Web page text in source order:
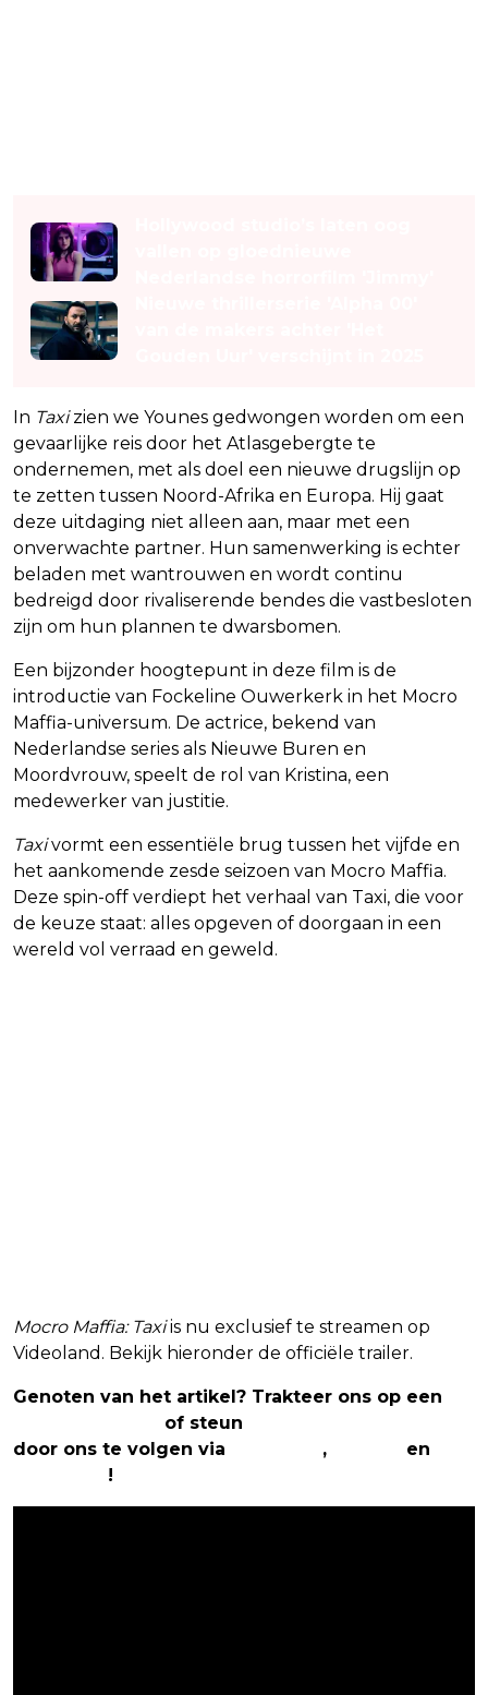
In Taxizien we Younes gedwongen worden om een
gevaarlijke reis door het Atlasgebergte te
ondernemen, met als doel een nieuwe drugslijn op
te zetten tussen Noord-Afrika en Europa. Hij gaat
deze uitdaging niet alleen aan, maar met een
onverwachte partner. Hun samenwerking is echter
beladen met wantrouwen en wordt continu
bedreigd door rivaliserende bendes die vastbesloten
zijn om hun plannen te dwarsbomen.
Een bijzonder hoogtepunt in deze film is de
introductie van Fockeline Ouwerkerk in het Mocro
Maffia-universum. De actrice, bekend van
Nederlandse series als Nieuwe Buren en
Moordvrouw, speelt de rol van Kristina, een
medewerker van justitie.
Taxivormt een essentiële brug tussen het vijfde en
het aankomende zesde seizoen van Mocro Maffia.
Deze spin-off verdiept het verhaal van Taxi, die voor
de keuze staat: alles opgeven of doorgaan in een
wereld vol verraad en geweld.
Mocro Maffia: Taxiis nu exclusief te streamen op
Videoland. Bekijk hieronder de officiële trailer.
Genoten van het artikel? Trakteer ons op een
of steun
door ons te volgen via
,
en
!